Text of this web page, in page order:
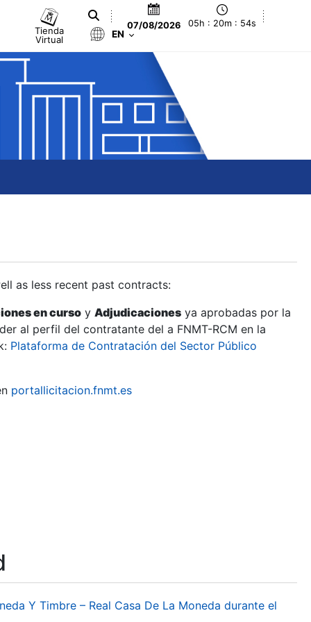
Tienda
Virtual
07/08/2026 05h : 20m : 55s
EN
as less recent past contracts:
en curso y Adjudicaciones ya aprobadas por la
al perfil del contratante del a FNMT-RCM en la
Plataforma de Contratación del Sector Público
portallicitacion.fnmt.es
Y Timbre – Real Casa De La Moneda durante el